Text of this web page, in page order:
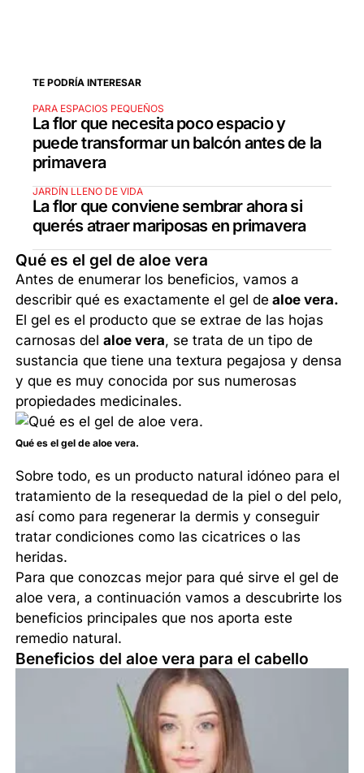
TE PODRÍA INTERESAR
PARA ESPACIOS PEQUEÑOS
La flor que necesita poco espacio y
puede transformar un balcón antes de la
primavera
JARDÍN LLENO DE VIDA
La flor que conviene sembrar ahora si
querés atraer mariposas en primavera
Qué es el gel de aloe vera
Antes de enumerar los beneficios, vamos a
describir qué es exactamente el gel de aloe vera.
El gel es el producto que se extrae de las hojas
carnosas delaloe vera, se trata de un tipo de
sustancia que tiene una textura pegajosa y densa
y que es muy conocida por sus numerosas
propiedades medicinales.
Qué es el gel de aloe vera.
Sobre todo, es un producto natural idóneo para el
tratamiento de la resequedad de la piel o del pelo,
así como para regenerar la dermis y conseguir
tratar condiciones como las cicatrices o las
heridas.
Para que conozcas mejor para qué sirve el gel de
aloe vera, a continuación vamos a descubrirte los
beneficios principales que nos aporta este
remedio natural.
Beneficios del aloe vera para el cabello